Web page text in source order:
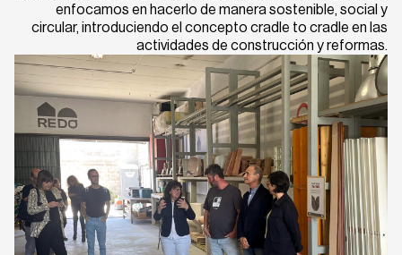
enfocamos en hacerlo de manera sostenible, social y
circular, introduciendo el concepto cradle to cradle en las
actividades de construcción y reformas.